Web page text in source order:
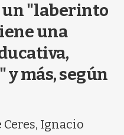
r
b
e
un "laberinto
una
más, según
Ignacio